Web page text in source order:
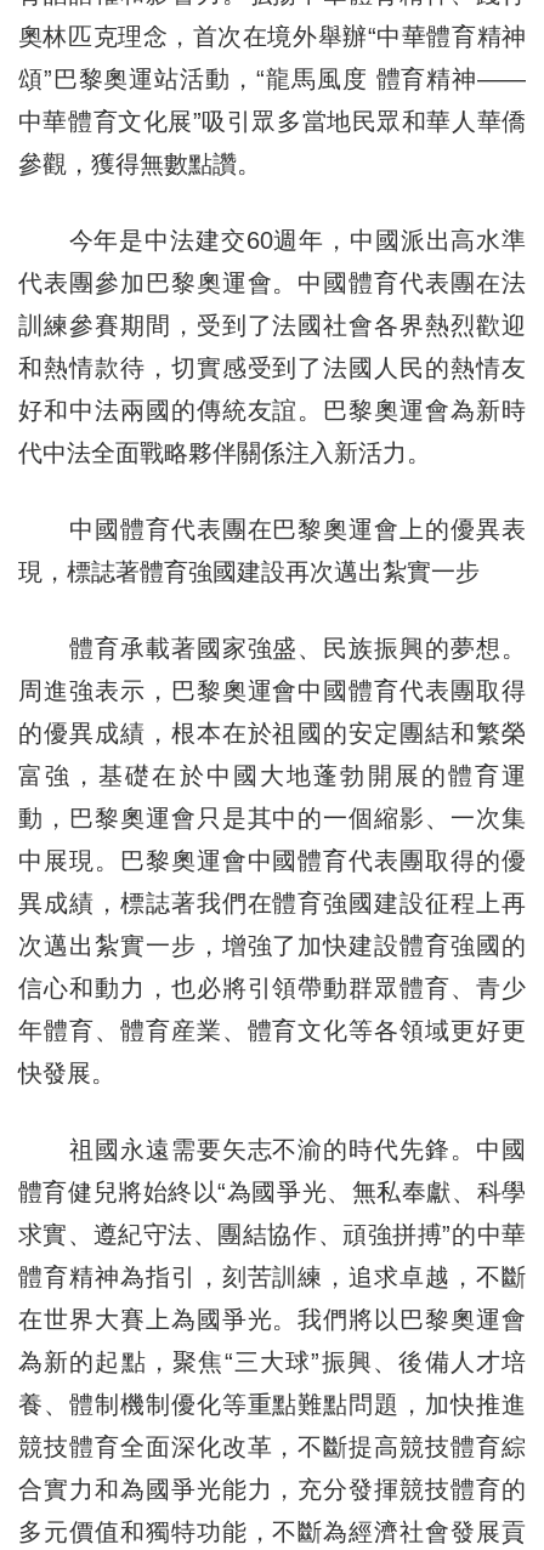
奧林匹克理念，首次在境外舉辦“中華體育精神
頌”巴黎奧運站活動，“龍馬風度 體育精神——
中華體育文化展”吸引眾多當地民眾和華人華僑
參觀，獲得無數點讚。
今年是中法建交60週年，中國派出高水準
代表團參加巴黎奧運會。中國體育代表團在法
訓練參賽期間，受到了法國社會各界熱烈歡迎
和熱情款待，切實感受到了法國人民的熱情友
好和中法兩國的傳統友誼。巴黎奧運會為新時
代中法全面戰略夥伴關係注入新活力。
中國體育代表團在巴黎奧運會上的優異表
現，標誌著體育強國建設再次邁出紮實一步
體育承載著國家強盛、民族振興的夢想。
周進強表示，巴黎奧運會中國體育代表團取得
的優異成績，根本在於祖國的安定團結和繁榮
富強，基礎在於中國大地蓬勃開展的體育運
動，巴黎奧運會只是其中的一個縮影、一次集
中展現。巴黎奧運會中國體育代表團取得的優
異成績，標誌著我們在體育強國建設征程上再
次邁出紮實一步，增強了加快建設體育強國的
信心和動力，也必將引領帶動群眾體育、青少
年體育、體育産業、體育文化等各領域更好更
快發展。
祖國永遠需要矢志不渝的時代先鋒。中國
體育健兒將始終以“為國爭光、無私奉獻、科學
求實、遵紀守法、團結協作、頑強拼搏”的中華
體育精神為指引，刻苦訓練，追求卓越，不斷
在世界大賽上為國爭光。我們將以巴黎奧運會
為新的起點，聚焦“三大球”振興、後備人才培
養、體制機制優化等重點難點問題，加快推進
競技體育全面深化改革，不斷提高競技體育綜
合實力和為國爭光能力，充分發揮競技體育的
多元價值和獨特功能，不斷為經濟社會發展貢